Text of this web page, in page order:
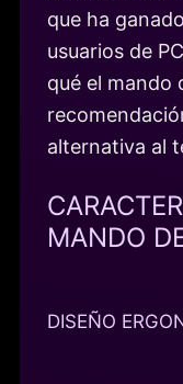
que ha
usuarios de
qué el mando
alternativa al
MANDO
DISEÑO